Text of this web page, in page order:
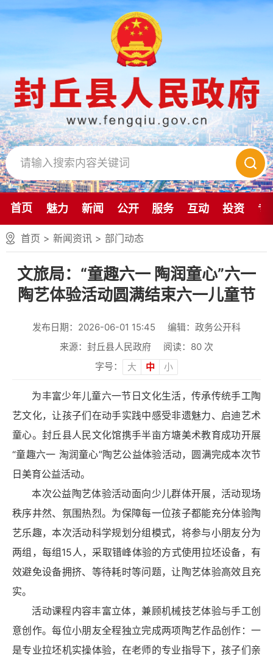
首页 魅力 新闻 公开 服务 互动 投资 专
首页 > 新闻资讯 > 部门动态
文旅局：“童趣六一 陶润童心”六一
陶艺体验活动圆满结束六一儿童节
发布日期：2026-06-01 15:45
编辑：政务公开科
来源：封丘县人民政府
阅读： 80 次
字号：
大 中 小
为丰富少年儿童六一节日文化生活，传承传统手工陶
艺文化，让孩子们在动手实践中感受非遗魅力、启迪艺术
童心。封丘县人民文化馆携手半亩方塘美术教育成功开展
“童趣六一 淘润童心”陶艺公益体验活动，圆满完成本次节
日美育公益活动。
本次公益陶艺体验活动面向少儿群体开展，活动现场
秩序井然、氛围热烈。为保障每一位孩子都能充分体验陶
艺乐趣，本次活动科学规划分组模式，将参与小朋友分为
两组，每组15人，采取错峰体验的方式使用拉坯设备，有
效避免设备拥挤、等待耗时等问题，让陶艺体验高效且充
实。
活动课程内容丰富立体，兼顾机械技艺体验与手工创
意创作。每位小朋友全程独立完成两项陶艺作品创作：一
是专业拉坯机实操体验，在老师的专业指导下，孩子们亲